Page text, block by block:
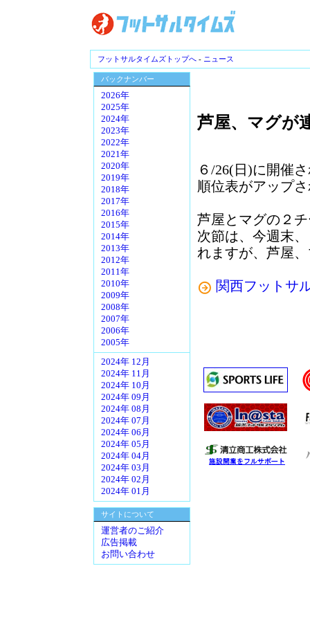
フットサルタイムズトップへ - ニュース
バックナンバー
2026年
2025年
2024年
2023年
2022年
2021年
2020年
2019年
2018年
2017年
2016年
2015年
2014年
2013年
2012年
2011年
2010年
2009年
2008年
2007年
2006年
2005年
2024年 12月
2024年 11月
2024年 10月
2024年 09月
2024年 08月
2024年 07月
2024年 06月
2024年 05月
2024年 04月
2024年 03月
2024年 02月
2024年 01月
サイトについて
運営者のご紹介
広告掲載
お問い合わせ
芦屋、マグが
６/26(日)に開催
順位表がアップ
芦屋とマグの２
次節は、今週末
れますが、芦屋
関西フットサ